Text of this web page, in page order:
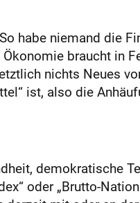
habe niemand die
braucht in
nichts Neues
ist, also die
demokratische
oder „Brutto-